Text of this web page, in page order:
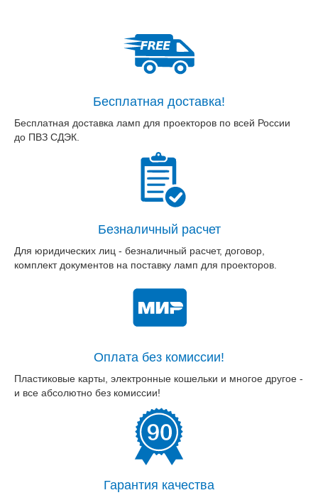
Бесплатная доставка!
Бесплатная доставка ламп для проекторов по всей России
до ПВЗ СДЭК.
Безналичный расчет
Для юридических лиц - безналичный расчет, договор,
комплект документов на поставку ламп для проекторов.
Оплата без комиссии!
Пластиковые карты, электронные кошельки и многое другое -
и все абсолютно без комиссии!
Гарантия качества